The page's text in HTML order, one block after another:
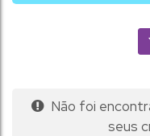
Não foi
seus